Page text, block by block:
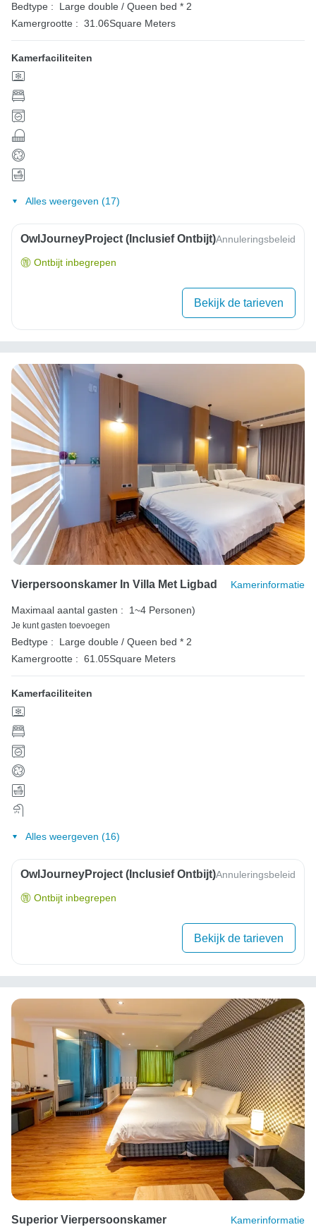
Bedtype :
Large double / Queen bed * 2
Kamergrootte : 31.06Square Meters
Kamerfaciliteiten
Alles weergeven (17)
OwlJourneyProject (inclusief Ontbijt)Annuleringsbeleid
Ontbijt inbegrepen
Bekijk de tarieven
Vierpersoonskamer In Villa Met Ligbad Kamerinformatie
Maximaal aantal gasten : 1~4 Personen)
Je kunt gasten toevoegen
Bedtype :
Large double / Queen bed * 2
Kamergrootte : 61.05Square Meters
Kamerfaciliteiten
Alles weergeven (16)
OwlJourneyProject (inclusief Ontbijt)Annuleringsbeleid
Ontbijt inbegrepen
Bekijk de tarieven
Superior Vierpersoonskamer Kamerinformatie